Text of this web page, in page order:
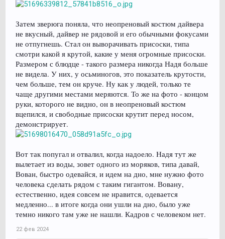
Затем зверюга поняла, что неопреновый костюм дайвера
не вкусный, дайвер не рядовой и его обычными фокусами
не отпугнешь. Стал он выворачивать присоски, типа
смотри какой я крутой, какие у меня огромные присоски.
Размером с блюдце - такого размера никогда Надя больше
не видела. У них, у осьминогов, это показатель крутости,
чем больше, тем он круче. Ну как у людей, только те
чаще другими местами меряются. То же на фото - концом
руки, которого не видно, он в неопреновый костюм
вцепился, и свободные присоски крутит перед носом,
демонстрирует.
Вот так попугал и отвалил, когда надоело. Надя тут же
вылетает из воды, зовет одного из моряков, типа давай,
Вован, быстро одевайся, и идем на дно, мне нужно фото
человека сделать рядом с таким гигантом. Вовану,
естественно, идея совсем не нравится, одевается
медленно... в итоге когда они ушли на дно, было уже
темно никого там уже не нашли. Кадров с человеком нет.
22 фев 2024